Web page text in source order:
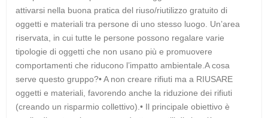
attivarsi nella buona pratica del riuso/riutilizzo gratuito di
oggetti e materiali tra persone di uno stesso luogo. Un’area
riservata, in cui tutte le persone possono regalare varie
tipologie di oggetti che non usano più e promuovere
comportamenti che riducono l’impatto ambientale.A cosa
serve questo gruppo?• A non creare rifiuti ma a RIUSARE
oggetti e materiali, favorendo anche la riduzione dei rifiuti
(creando un risparmio collettivo).• Il principale obiettivo è